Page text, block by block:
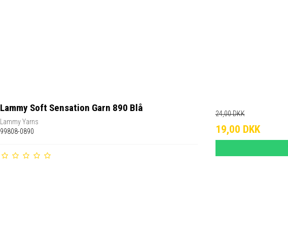
Lammy Soft Sensation Garn 890 Blå
Lammy Yarns
99808-0890
24,00 DKK
19,00 DKK